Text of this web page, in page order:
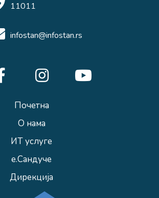
11011
infostan@infostan.rs
Почетна
О нама
ИТ услуге
е.Сандуче
Дирекција